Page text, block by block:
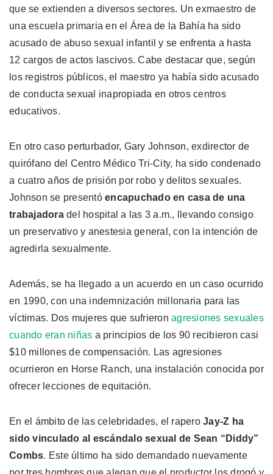
que se extienden a diversos sectores. Un exmaestro de
una escuela primaria en el Área de la Bahía ha sido
acusado de abuso sexual infantil y se enfrenta a hasta
12 cargos de actos lascivos. Cabe destacar que, según
los registros públicos, el maestro ya había sido acusado
de conducta sexual inapropiada en otros centros
educativos.
En otro caso perturbador, Gary Johnson, exdirector de
quirófano del Centro Médico Tri-City, ha sido condenado
a cuatro años de prisión por robo y delitos sexuales.
Johnson se presentó encapuchado en casa de una
trabajadora del hospital a las 3 a.m., llevando consigo
un preservativo y anestesia general, con la intención de
agredirla sexualmente.
Además, se ha llegado a un acuerdo en un caso ocurrido
en 1990, con una indemnización millonaria para las
víctimas. Dos mujeres que sufrieron agresiones sexuales
cuando eran niñas a principios de los 90 recibieron casi
$10 millones de compensación. Las agresiones
ocurrieron en Horse Ranch, una instalación conocida por
ofrecer lecciones de equitación.
En el ámbito de las celebridades, el rapero Jay-Z ha
sido vinculado al escándalo sexual de Sean “Diddy”
Combs. Este último ha sido demandado nuevamente